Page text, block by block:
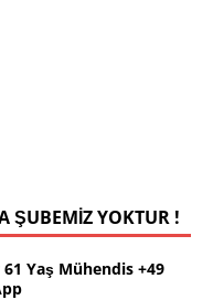
ŞUBEMİZ YOKTUR !
Yaş Mühendis +49